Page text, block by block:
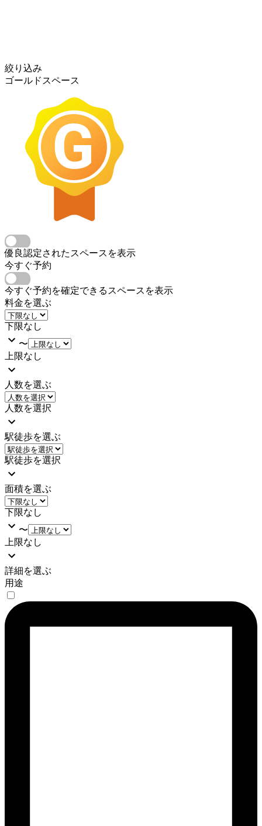
絞り込み
ゴールドスペース
優良認定されたスペースを表示
今すぐ予約
今すぐ予約を確定できるスペースを表示
料金を選ぶ
下限なし
〜
上限なし
人数を選ぶ
人数を選択
駅徒歩を選ぶ
駅徒歩を選択
面積を選ぶ
下限なし
〜
上限なし
詳細を選ぶ
用途